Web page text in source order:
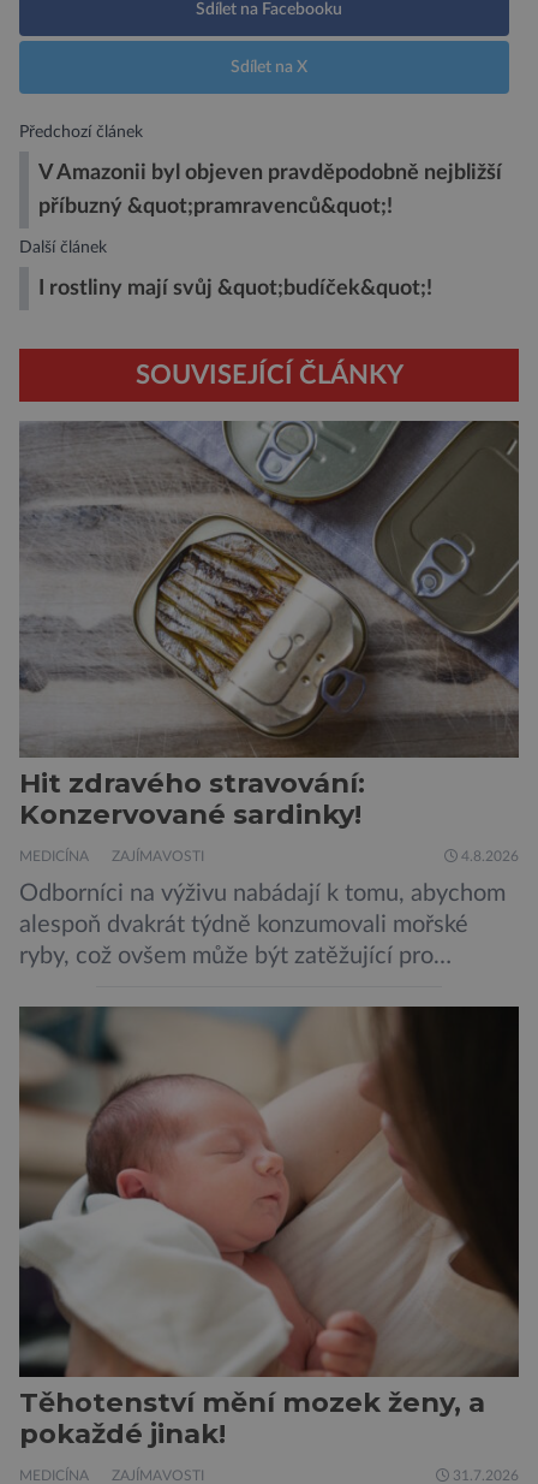
Sdílet na Facebooku
Sdílet na X
Předchozí článek
V Amazonii byl objeven pravděpodobně nejbližší
příbuzný &quot;pramravenců&quot;!
Další článek
I rostliny mají svůj &quot;budíček&quot;!
SOUVISEJÍCÍ ČLÁNKY
Hit zdravého stravování:
Konzervované sardinky!
MEDICÍNA ZAJÍMAVOSTI 4.8.2026
Odborníci na výživu nabádají k tomu, abychom
alespoň dvakrát týdně konzumovali mořské
ryby, což ovšem může být zatěžující pro
doporučení se nyní staly konzervované
sardinky, které si může dovolit opravdu každý
„Místo toho, aby poskytovaly izolované
mononutrienty, jsou rybí konzervy kompletní
potravinou,“ říká nutriční specialista Colin
Robertson a zdůrazňuje […]
Těhotenství mění mozek ženy, a
pokaždé jinak!
MEDICÍNA ZAJÍMAVOSTI 31.7.2026